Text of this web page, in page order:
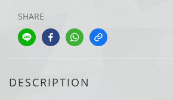
SHARE
DESCRIPTION